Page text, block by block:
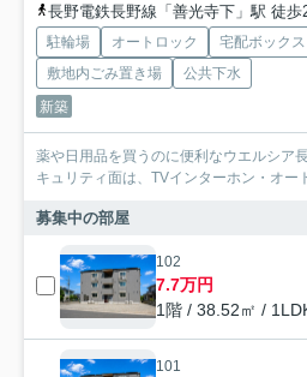
長野電鉄長野線「善光寺下」駅 徒歩
駐輪場 オートロック 宅配ボックス
敷地内ごみ置き場
公共下水
新築
薬や日用品を買うのに便利なウエルシア
キュリティ面は、TVインターホン・オー
募集中の部屋
102
7.7万円
1階 / 38.52㎡ /
101